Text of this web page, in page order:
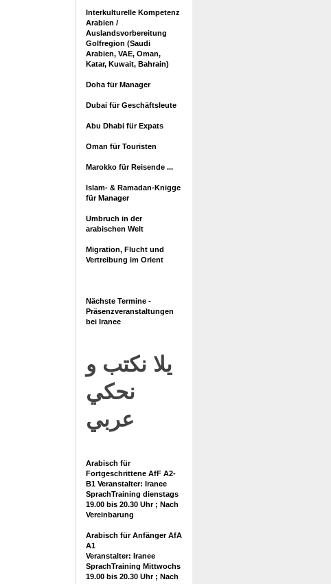
Interkulturelle Kompetenz
Arabien /
Auslandsvorbereitung
Golfregion (Saudi
Arabien, VAE, Oman,
Katar, Kuwait, Bahrain)
Doha für Manager
Dubai für Geschäftsleute
Abu Dhabi für Expats
Oman für Touristen
Marokko für Reisende ...
Islam- & Ramadan-Knigge
für Manager
Umbruch in der
arabischen Welt
Migration, Flucht und
Vertreibung im Orient
Nächste Termine -
Präsenzveranstaltungen
bei Iranee
يلا نكتب و
نحكي
عربي
Arabisch für
Fortgeschrittene AfF A2-
B1 Veranstalter: Iranee
SprachTraining dienstags
19.00 bis 20.30 Uhr ; Nach
Vereinbarung
Arabisch für Anfänger AfA
A1
Veranstalter: Iranee
SprachTraining Mittwochs
19.00 bis 20.30 Uhr ; Nach